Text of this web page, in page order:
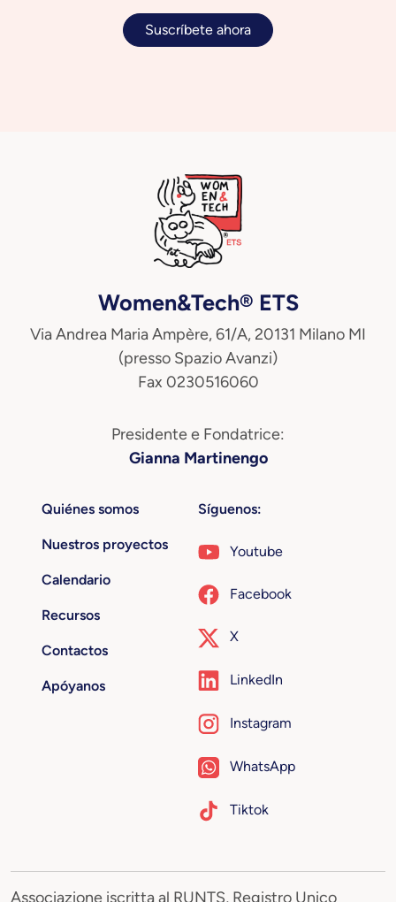
Suscríbete ahora
Women&Tech® ETS
Via Andrea Maria Ampère, 61/A, 20131 Milano MI
(presso Spazio Avanzi)
Fax 0230516060
Presidente e Fondatrice:
Gianna Martinengo
Quiénes somos
Nuestros proyectos
Calendario
Recursos
Contactos
Apóyanos
Síguenos:
Youtube
Facebook
X
LinkedIn
Instagram
WhatsApp
Tiktok
Associazione iscritta al RUNTS, Registro Unico